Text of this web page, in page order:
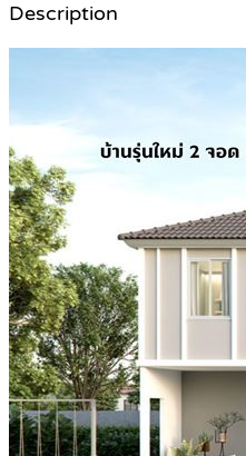
Description